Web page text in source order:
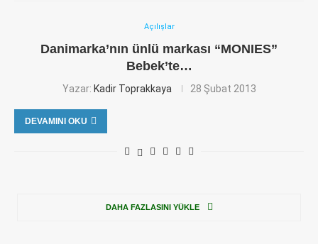
Açılışlar
Danimarka’nın ünlü markası “MONIES”
Bebek’te…
Yazar: Kadir Toprakkaya 28 Şubat 2013
DEVAMINI OKU
DAHA FAZLASINI YÜKLE